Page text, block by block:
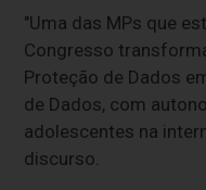
"Uma das MPs que
Congresso
Proteção de Dados
de Dados, com
adolescentes na
discurso.